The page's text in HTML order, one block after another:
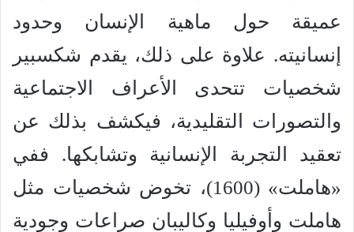
عميقة حول ماهية الإنسان وحدود
إنسانيته. علاوة على ذلك، يقدم شكسبير
شخصيات تتحدى الأعراف الاجتماعية
والتصورات التقليدية، فيكشف بذلك عن
تعقيد التجربة الإنسانية وتشابكها. ففي
«هاملت» (1600)، تخوض شخصيات مثل
هاملت وأوفيليا وكاليبان صراعات وجودية